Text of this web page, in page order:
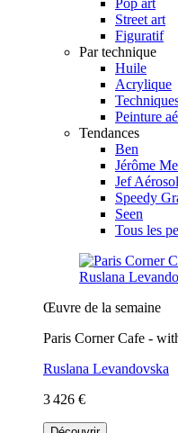
Street art
Figuratif
Par technique
Huile
Acrylique
Peinture
Tendances
Ben
Jérôme
Jef Aérosol
Speedy
Seen
Tous les
Œuvre de la semaine
Paris Corner Cafe -
Ruslana Levandovska
3 426 €